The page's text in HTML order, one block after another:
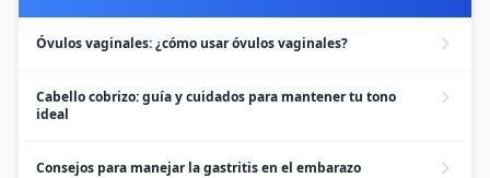
Óvulos vaginales: ¿cómo usar óvulos vaginales?
Cabello cobrizo: guía y cuidados para mantener tu tono
ideal
Consejos para manejar la gastritis en el embarazo